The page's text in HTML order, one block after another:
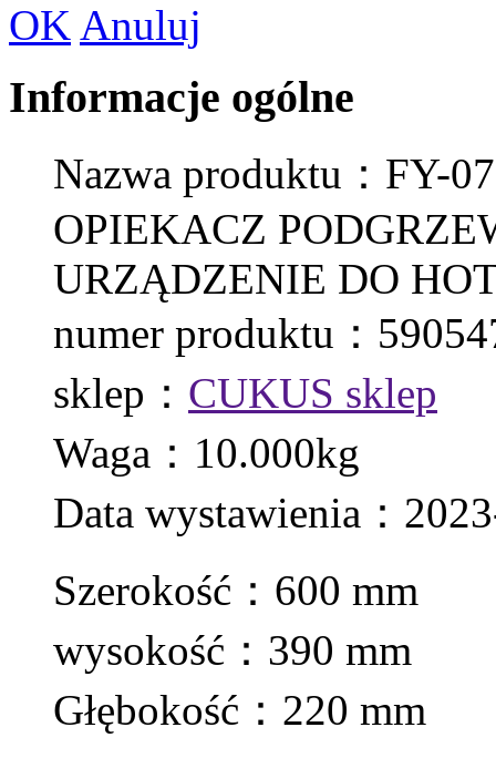
OK Anuluj
Informacje ogólne
Nazwa produktu：FY-
OPIEKACZ
URZĄDZENIE DO
numer produktu：
sklep： CUKUS sklep
Waga：10.000kg
Data wystawienia：
Szerokość：600 mm
wysokość：390 mm
Głębokość：220 mm